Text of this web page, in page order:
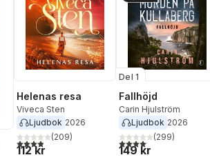
Helenas resa
Viveca Sten
Ljudbok 2026
3,9utav 5 stjärnor. Totalt antal röster:
(209)
112 kr
Del 1
Fallhöjd
Carin Hjulström
Ljudbok 2026
4,1utav 5 stjärnor.
(299)
149 kr